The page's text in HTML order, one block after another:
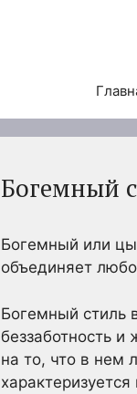
Богемный
Богемный или
объединяет
Богемный стиль
беззаботность
на то, что в нем